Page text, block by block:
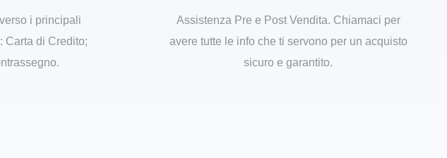
i principali
Carta di Credito;
Assistenza Pre e Post Vendita. Chiamaci per
avere tutte le info che ti servono per un acquisto
sicuro e garantito.